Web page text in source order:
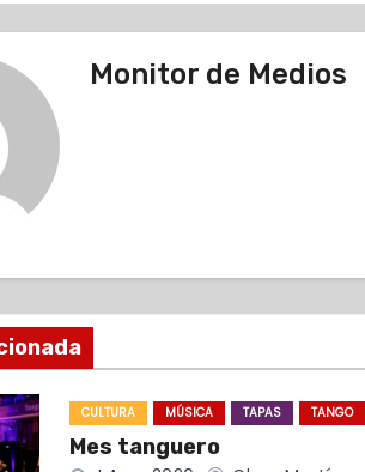
Monitor de Medios
CULTURA MÚSICA TAPAS TANGO
Mes tanguero